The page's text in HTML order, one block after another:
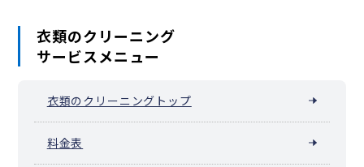
衣類のクリーニング
サービスメニュー
衣類のクリーニングトップ
料金表